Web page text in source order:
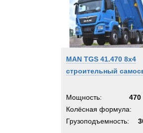
MAN TGS 41.470 8x4
строительный
Мощность:
470
Колёсная формула:
Грузоподъемность: